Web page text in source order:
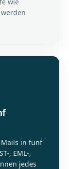
Mails in fünf
, EML-,
jedes